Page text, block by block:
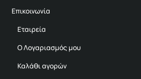
Επικοινωνία
Εταιρεία
Ο Λογαριασμός μου
Καλάθι αγορών